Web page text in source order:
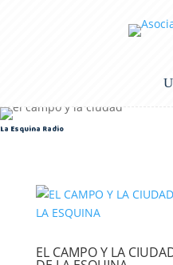
La Esquina Radio
EL CAMPO Y LA